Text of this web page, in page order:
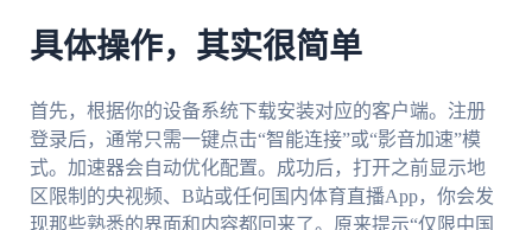
具体操作，其实很简单
首先，根据你的设备系统下载安装对应的客户端。注册
登录后，通常只需一键点击“智能连接”或“影音加速”模
式。加速器会自动优化配置。成功后，打开之前显示地
区限制的央视频、B站或任何国内体育直播App，你会发
现那些熟悉的界面和内容都回来了。原来提示“仅限中国